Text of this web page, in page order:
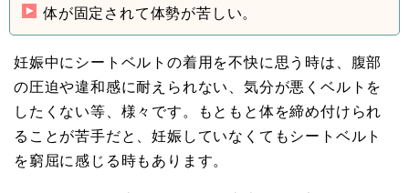
体が固定されて体勢が苦しい。
妊娠中にシートベルトの着用を不快に思う時は、腹部
の圧迫や違和感に耐えられない、気分が悪くベルトを
したくない等、様々です。もともと体を締め付けられ
ることが苦手だと、妊娠していなくてもシートベルト
を窮屈に感じる時もあります。